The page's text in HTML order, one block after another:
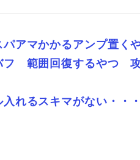
アマかかるアンプ置く
範囲回復するやつ 攻
れるスキマがない・・・